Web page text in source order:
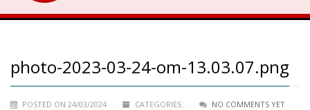
photo-2023-03-24-om-13.03.07.png
POSTED ON 24/03/2024 CATEGORIES: NO COMMENTS YET